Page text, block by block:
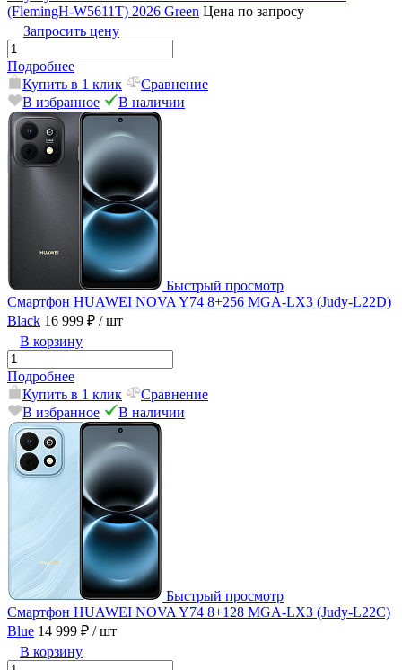
(FlemingH-W5611T) 2026 Green Цена по запросу
Запросить цену
Подробнее
Купить в 1 клик
Сравнение
В избранное
В наличии
Быстрый просмотр
Смартфон HUAWEI NOVA Y74 8+256 MGA-LX3 (Judy-L22D)
Black 16 999 ₽ / шт
В корзину
Подробнее
Купить в 1 клик
Сравнение
В избранное
В наличии
Быстрый просмотр
Смартфон HUAWEI NOVA Y74 8+128 MGA-LX3 (Judy-L22C)
Blue 14 999 ₽ / шт
В корзину